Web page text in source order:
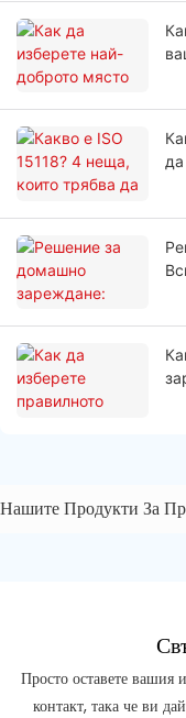
Нашите Продукти За
Просто оставете вашия
контакт, така че ви